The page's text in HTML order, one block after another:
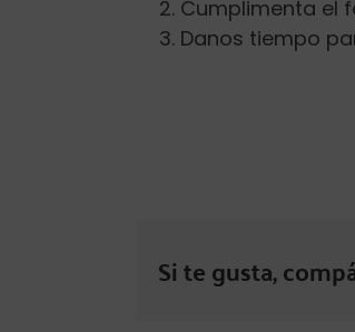
Cumplimenta el
Danos tiempo
Si te gusta,